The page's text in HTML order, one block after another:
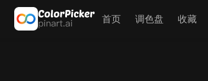
首页 调色盘 收藏